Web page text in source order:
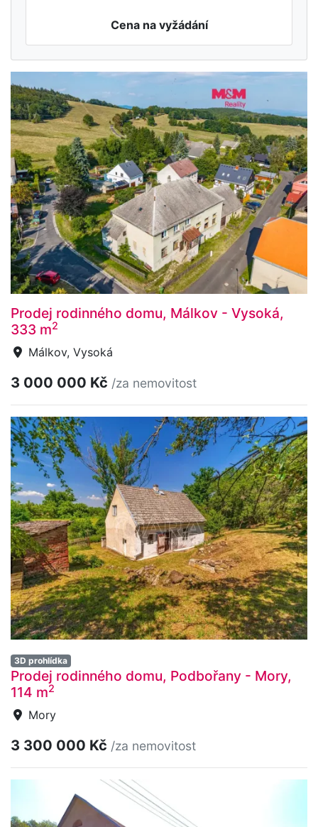
Cena na vyžádání
Prodej rodinného domu, Málkov - Vysoká,
333 m2
Málkov, Vysoká
3 000 000 Kč /za nemovitost
3D prohlídka
Prodej rodinného domu, Podbořany - Mory,
114 m2
Mory
3 300 000 Kč /za nemovitost